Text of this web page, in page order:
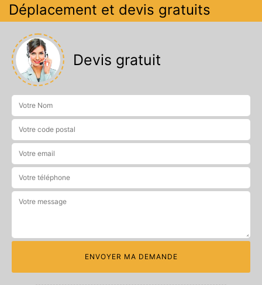
Déplacement et devis gratuits
Devis gratuit